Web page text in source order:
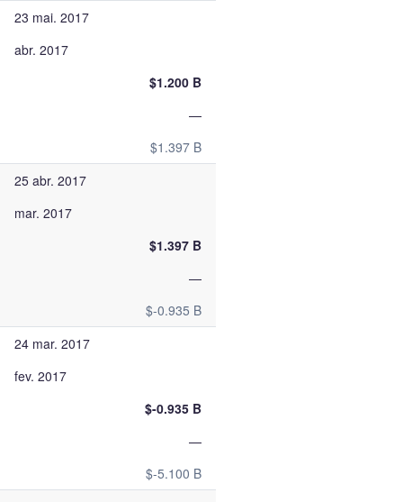
23 mai. 2017
abr. 2017
$1.200 B
—
$1.397 B
25 abr. 2017
mar. 2017
$1.397 B
—
$-0.935 B
24 mar. 2017
fev. 2017
$-0.935 B
—
$-5.100 B